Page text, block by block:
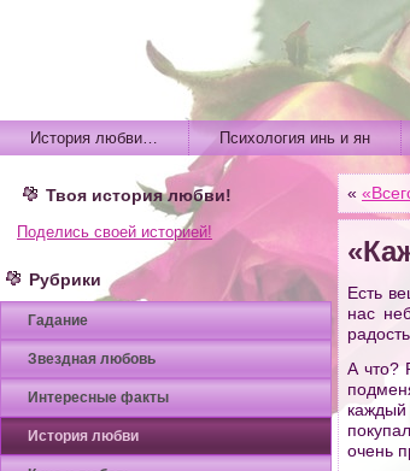
История любви… Психология инь и ян
Твоя история любви!
Поделись своей историей!
Рубрики
Гадание
Звездная любовь
Интересные факты
История любви
«
Есть
нас
А что?
очень